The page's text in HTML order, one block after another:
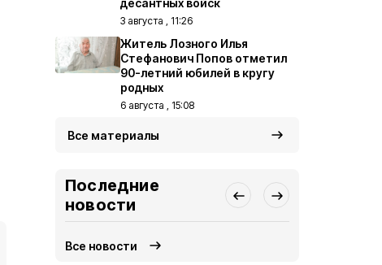
десантных войск
3 августа , 11:26
Житель Лозного Илья
Стефанович Попов отметил
90-летний юбилей в кругу
родных
6 августа , 15:08
Все материалы
Последние
новости
Все новости